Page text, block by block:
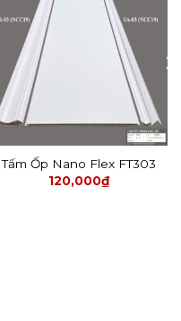
Tấm Ốp Nano Flex FT303
120,000₫